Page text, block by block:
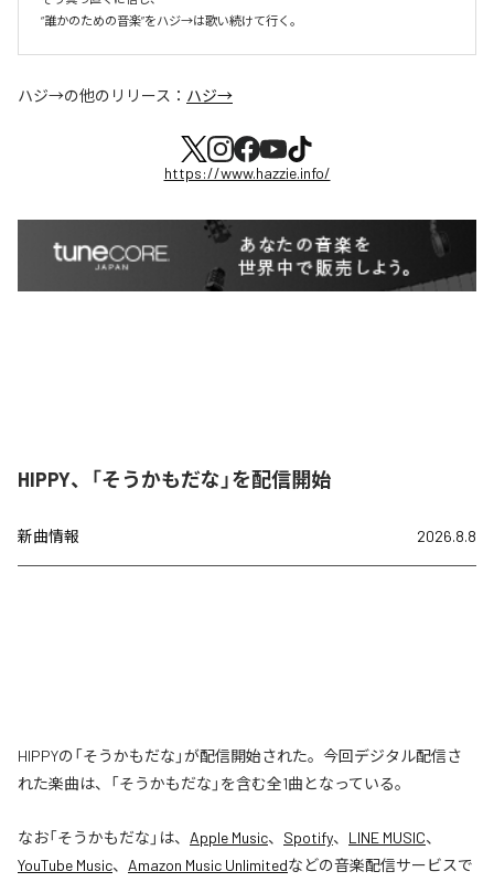
ハジ→の他のリリース： ハジ→
https://www.hazzie.info/
HIPPY、「そうかもだな」を配信開始
新曲情報 2026.8.8
HIPPYの「そうかもだな」が配信開始された。今回デジタル配信さ
れた楽曲は、「そうかもだな」を含む全1曲となっている。
なお「そうかもだな 」は、 Apple Music、 Spotify、 LINE MUSIC、
YouTube Music、 Amazon Music Unlimitedなどの音楽配信サービスで